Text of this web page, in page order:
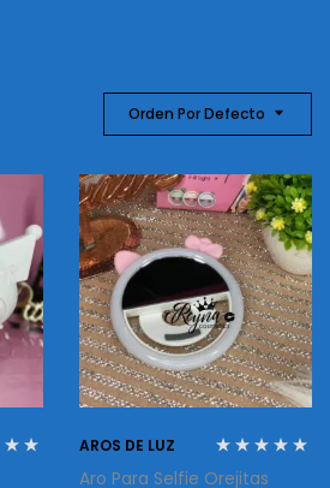
Orden Por Defecto
AROS DE LUZ
Aro Para Selfie Orejitas